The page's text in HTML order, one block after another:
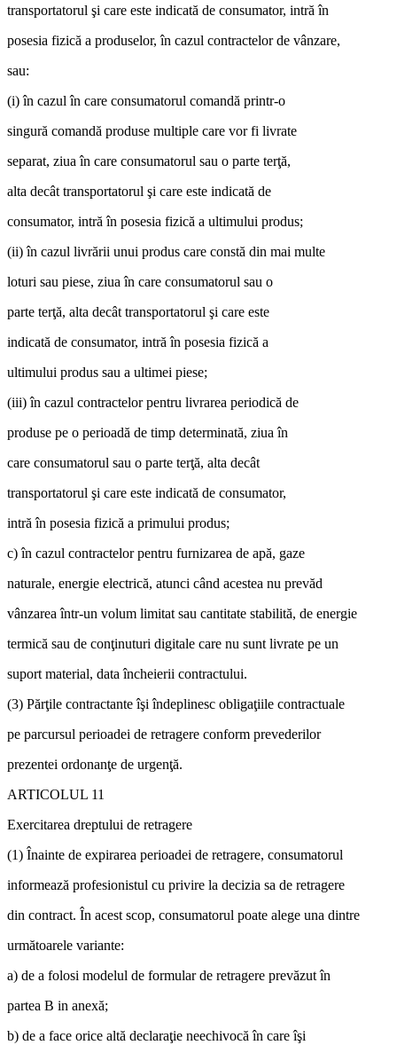
transportatorul şi care este indicată de consumator, intră în
posesia fizică a produselor, în cazul contractelor de vânzare,
sau:
(i) în cazul în care consumatorul comandă printr-o
singură comandă produse multiple care vor fi livrate
separat, ziua în care consumatorul sau o parte terţă,
alta decât transportatorul şi care este indicată de
consumator, intră în posesia fizică a ultimului produs;
(ii) în cazul livrării unui produs care constă din mai multe
loturi sau piese, ziua în care consumatorul sau o
parte terţă, alta decât transportatorul şi care este
indicată de consumator, intră în posesia fizică a
ultimului produs sau a ultimei piese;
(iii) în cazul contractelor pentru livrarea periodică de
produse pe o perioadă de timp determinată, ziua în
care consumatorul sau o parte terţă, alta decât
transportatorul şi care este indicată de consumator,
intră în posesia fizică a primului produs;
c) în cazul contractelor pentru furnizarea de apă, gaze
naturale, energie electrică, atunci când acestea nu prevăd
vânzarea într-un volum limitat sau cantitate stabilită, de energie
termică sau de conţinuturi digitale care nu sunt livrate pe un
suport material, data încheierii contractului.
(3) Părţile contractante îşi îndeplinesc obligaţiile contractuale
pe parcursul perioadei de retragere conform prevederilor
prezentei ordonanţe de urgenţă.
ARTICOLUL 11
Exercitarea dreptului de retragere
(1) Înainte de expirarea perioadei de retragere, consumatorul
informează profesionistul cu privire la decizia sa de retragere
din contract. În acest scop, consumatorul poate alege una dintre
următoarele variante:
a) de a folosi modelul de formular de retragere prevăzut în
partea B in anexă;
b) de a face orice altă declaraţie neechivocă în care îşi